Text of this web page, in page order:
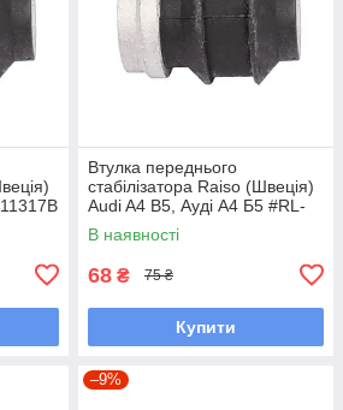
Втулка переднього
стабілізатора Raiso (Швеція)
Audi A4 B5, Ауді А4 Б5 #RL-
411317B UAADJDO7
В наявності
68 ₴ 75 ₴
Купити
–9%